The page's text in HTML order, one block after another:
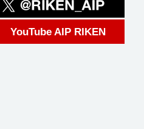
YouTube AIP RIKEN